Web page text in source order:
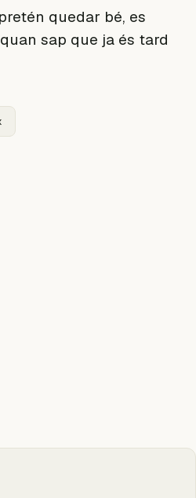
quedar bé, es
sap que ja és tard